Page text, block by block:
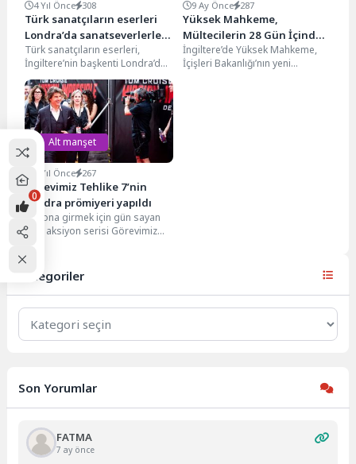
4 Yıl Önce 308
Türk sanatçıların eserleri
Londra’da sanatseverlerle
buluştu
Türk sanatçıların eserleri,
İngiltere’nin başkenti Londra’da
sanatseverlerle buluştu. Nevsal
Elevli’nin bildirdiğine göre;
Londra’nın ünlü St...
9 Ay Önce 287
Yüksek Mahkeme,
Mültecilerin 28 Gün İçinde
Tahliyesini Durdurdu
İngiltere’de Yüksek Mahkeme,
İçişleri Bakanlığı’nın yeni
Alt manşet
3 Yıl Önce 267
Görevimiz Tehlike 7’nin
Londra prömiyeri yapıldı
Vizyona girmek için gün sayan
ünlü aksiyon serisi Görevimiz
"Mission Impossible:...
Kategoriler
Kategoriler
Son Yorumlar
FATMA
7 ay önce
0